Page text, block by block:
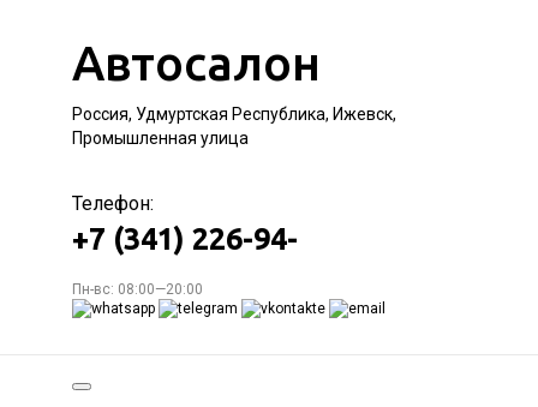
Автосалон
Россия, Удмуртская Республика, Ижевск,
Промышленная улица
Телефон:
+7 (341) 226-94-
Пн-вс: 08:00—20:00